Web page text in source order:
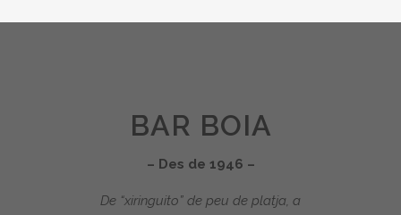
BAR BOIA
– Des de 1946 –
De “xiringuito” de peu de platja, a